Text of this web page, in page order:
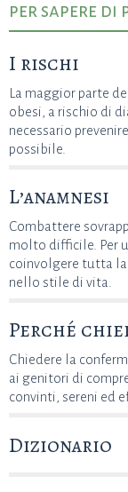
per sapere di
I rischi
La maggior parte
obesi, a rischio di
necessario
possibile.
L’anamnesi
Combattere
molto difficile. Per
coinvolgere tutta
nello stile di vita.
Perché
Chiedere la
ai genitori di
convinti, sereni ed
Dizionario